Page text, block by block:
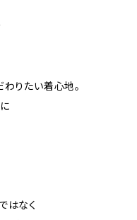
りたい着心地。
はなく